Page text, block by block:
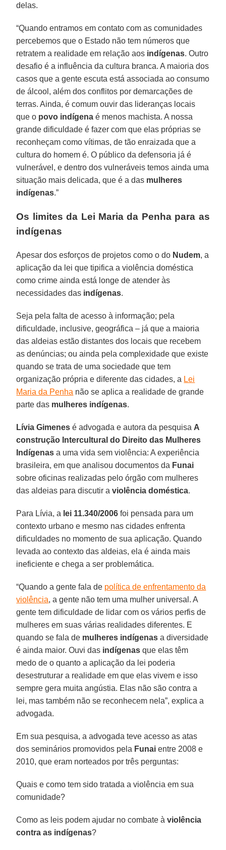
delas.
“Quando entramos em contato com as comunidades
percebemos que o Estado não tem números que
retratem a realidade em relação aos indígenas. Outro
desafio é a influência da cultura branca. A maioria dos
casos que a gente escuta está associada ao consumo
de álcool, além dos conflitos por demarcações de
terras. Ainda, é comum ouvir das lideranças locais
que o povo indígena é menos machista. A nossa
grande dificuldade é fazer com que elas próprias se
reconheçam como vítimas, de tão enraizada que a
cultura do homem é. O público da defensoria já é
vulnerável, e dentro dos vulneráveis temos ainda uma
situação mais delicada, que é a das mulheres
indígenas.”
Os limites da Lei Maria da Penha para as
indígenas
Apesar dos esforços de projetos como o do Nudem, a
aplicação da lei que tipifica a violência doméstica
como crime ainda está longe de atender às
necessidades das indígenas.
Seja pela falta de acesso à informação; pela
dificuldade, inclusive, geográfica – já que a maioria
das aldeias estão distantes dos locais que recebem
as denúncias; ou ainda pela complexidade que existe
quando se trata de uma sociedade que tem
organização própria e diferente das cidades, a Lei
Maria da Penha não se aplica a realidade de grande
parte das mulheres indígenas.
Lívia Gimenes é advogada e autora da pesquisa A
construção Intercultural do Direito das Mulheres
Indígenas a uma vida sem violência: A experiência
brasileira, em que analisou documentos da Funai
sobre oficinas realizadas pelo órgão com mulheres
das aldeias para discutir aviolência doméstica.
Para Lívia, a lei 11.340/2006 foi pensada para um
contexto urbano e mesmo nas cidades enfrenta
dificuldades no momento de sua aplicação. Quando
levada ao contexto das aldeias, ela é ainda mais
ineficiente e chega a ser problemática.
“Quando a gente fala de política de enfrentamento da
violência, a gente não tem uma mulher universal. A
gente tem dificuldade de lidar com os vários perfis de
mulheres em suas várias realidades diferentes. E
quando se fala de mulheres indígenas a diversidade
é ainda maior. Ouvi das indígenas que elas têm
medo de o quanto a aplicação da lei poderia
desestruturar a realidade em que elas vivem e isso
sempre gera muita angústia. Elas não são contra a
lei, mas também não se reconhecem nela”, explica a
advogada.
Em sua pesquisa, a advogada teve acesso as atas
dos seminários promovidos pela Funai entre 2008 e
2010, que eram norteados por três perguntas:
Quais e como tem sido tratada a violência em sua
comunidade?
Como as leis podem ajudar no combate àviolência
contra as indígenas?